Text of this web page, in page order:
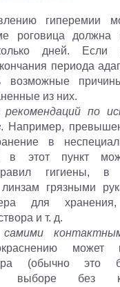
гиперемии
роговица должна
дней. Если
периода
возможные
из них.
по
. Например,
в
в этот пункт
гигиены,
грязными
для
и т. д.
может
(обычно это
выборе без